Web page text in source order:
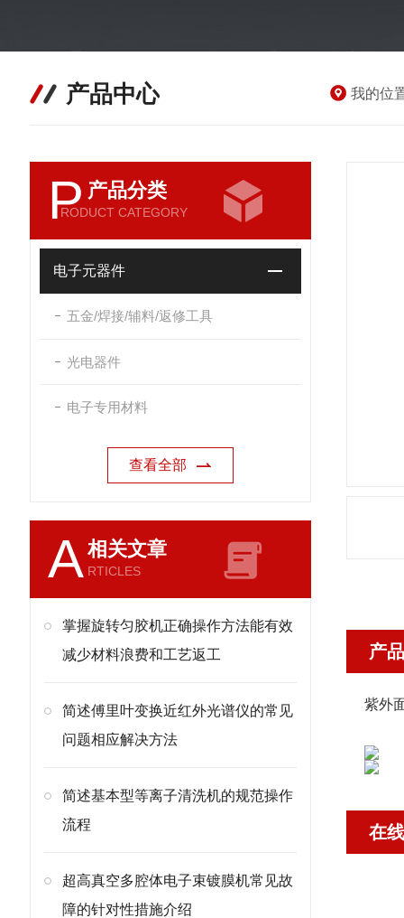
产品中心 我的位
P 产品分类
RODUCT CATEGORY
电子元器件
五金/焊接/辅料/返修工具
光电器件
电子专用材料
查看全部
A相关文章
RTICLES
掌握旋转匀胶机正确操作方法能有效
减少材料浪费和工艺返工
简述傅里叶变换近红外光谱仪的常见
问题相应解决方法
简述基本型等离子清洗机的规范操作
流程
超高真空多腔体电子束镀膜机常见故
障的针对性措施介绍
产
紫外
在